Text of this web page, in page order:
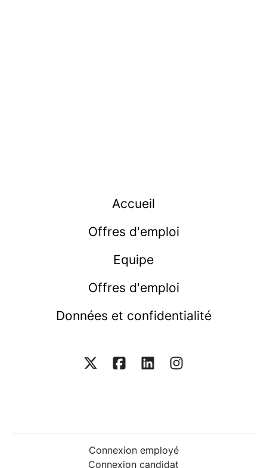
Accueil
Offres d'emploi
Equipe
Offres d'emploi
Données et confidentialité
Connexion employé
Connexion candidat